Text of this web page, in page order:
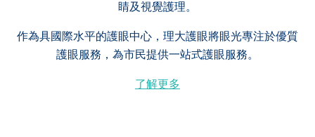
睛及視覺護理。
作為具國際水平的護眼中心，理大護眼將眼光專注於優質
護眼服務，為市民提供一站式護眼服務。
了解更多